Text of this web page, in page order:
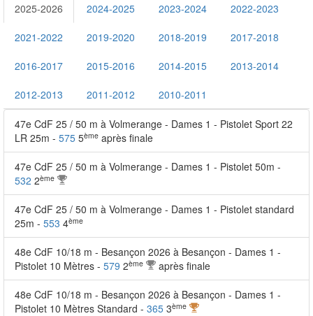
2025-2026 2024-2025 2023-2024 2022-2023
2021-2022 2019-2020 2018-2019 2017-2018
2016-2017 2015-2016 2014-2015 2013-2014
2012-2013 2011-2012 2010-2011
47e CdF 25 / 50 m à Volmerange - Dames 1 - Pistolet Sport 22
LR 25m - 575 5ème après finale
47e CdF 25 / 50 m à Volmerange - Dames 1 - Pistolet 50m -
532 2ème
47e CdF 25 / 50 m à Volmerange - Dames 1 - Pistolet standard
25m - 553 4ème
48e CdF 10/18 m - Besançon 2026 à Besançon - Dames 1 -
Pistolet 10 Mètres - 579 2ème après finale
48e CdF 10/18 m - Besançon 2026 à Besançon - Dames 1 -
Pistolet 10 Mètres Standard - 365 3ème